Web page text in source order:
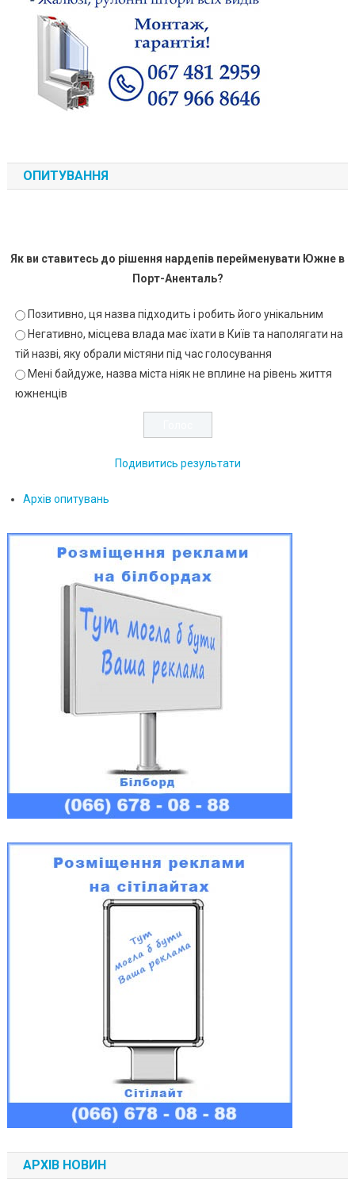
ОПИТУВАННЯ
Як ви ставитесь до рішення нардепів перейменувати Южне в
Порт-Аненталь?
Позитивно, ця назва підходить і робить його унікальним
Негативно, місцева влада має їхати в Київ та наполягати на
тій назві, яку обрали містяни під час голосування
Мені байдуже, назва міста ніяк не вплине на рівень життя
южненців
Подивитись результати
Архів опитувань
АРХІВ НОВИН